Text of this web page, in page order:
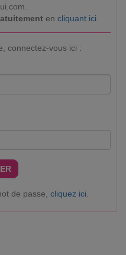
en cliquant ici
connectez-vous ici :
de passe, cliquez ici